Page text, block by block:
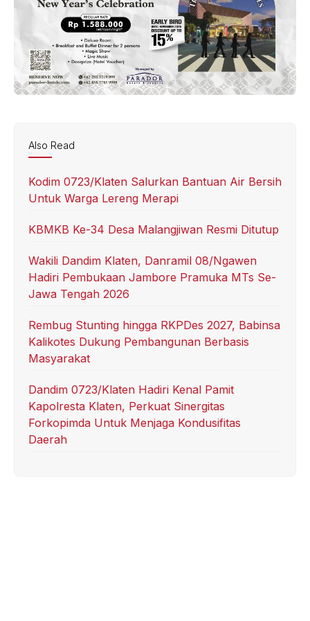
Also Read
Kodim 0723/Klaten Salurkan Bantuan Air Bersih
Untuk Warga Lereng Merapi
KBMKB Ke-34 Desa Malangjiwan Resmi Ditutup
Wakili Dandim Klaten, Danramil 08/Ngawen
Hadiri Pembukaan Jambore Pramuka MTs Se-
Jawa Tengah 2026
Rembug Stunting hingga RKPDes 2027, Babinsa
Kalikotes Dukung Pembangunan Berbasis
Masyarakat
Dandim 0723/Klaten Hadiri Kenal Pamit
Kapolresta Klaten, Perkuat Sinergitas
Forkopimda Untuk Menjaga Kondusifitas
Daerah